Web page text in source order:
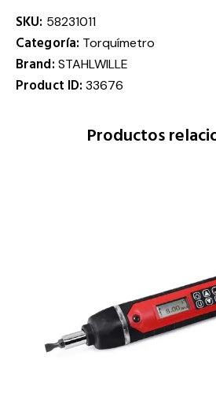
SKU: 58231011
Categoría: Torquímetro
Brand: STAHLWILLE
Product ID:33676
Productos